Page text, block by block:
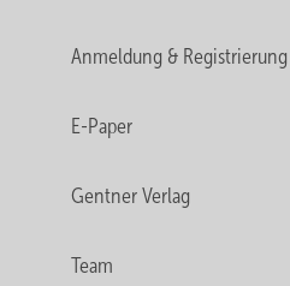
Anmeldung & Registrierung
E-Paper
Gentner Verlag
Team